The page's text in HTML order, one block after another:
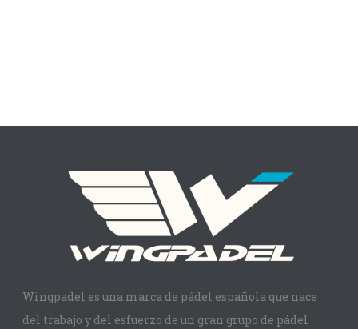
Wingpadel es una marca de pádel española que nace
del trabajo y del esfuerzo de un gran grupo de pádel